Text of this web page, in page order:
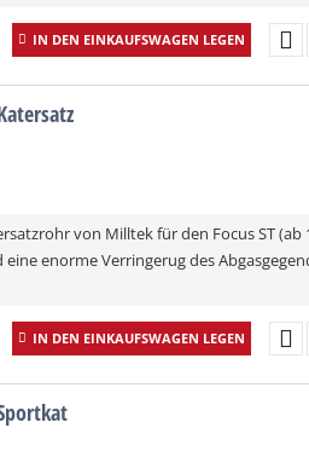
IN DEN EINKAUFSWAGEN LEGEN
von Milltek für den Focus ST
enorme Verringerug des
IN DEN EINKAUFSWAGEN LEGEN